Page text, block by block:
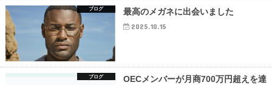
ブログ 最高のメガネに出会いました
2025.10.15
ブログ
OECメンバーが月商700万円超えを達